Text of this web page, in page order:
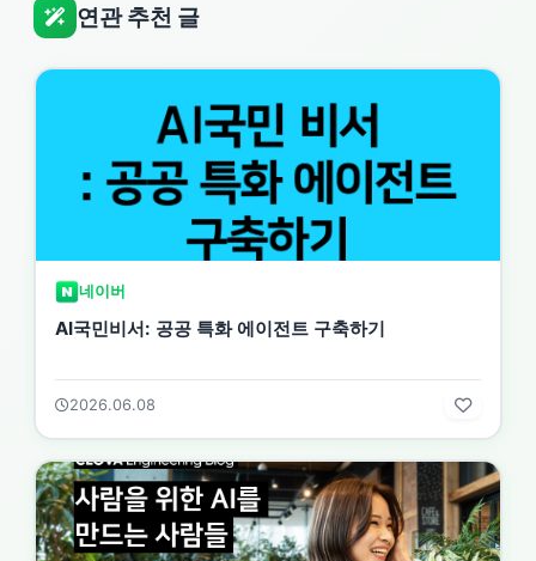
연관 추천 글
네이버
AI국민비서: 공공 특화 에이전트 구축하기
2026.06.08